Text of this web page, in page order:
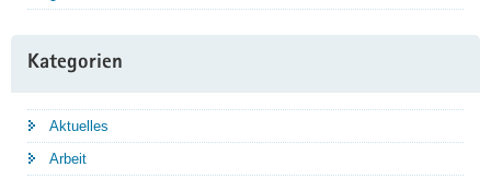
Kategorien
Aktuelles
Arbeit